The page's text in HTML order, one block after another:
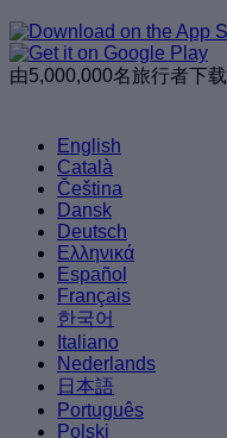
由5,000,000名旅行者下载
English
Català
Čeština
Dansk
Deutsch
Ελληνικά
Español
Français
한국어
Italiano
Nederlands
日本語
Português
Polski